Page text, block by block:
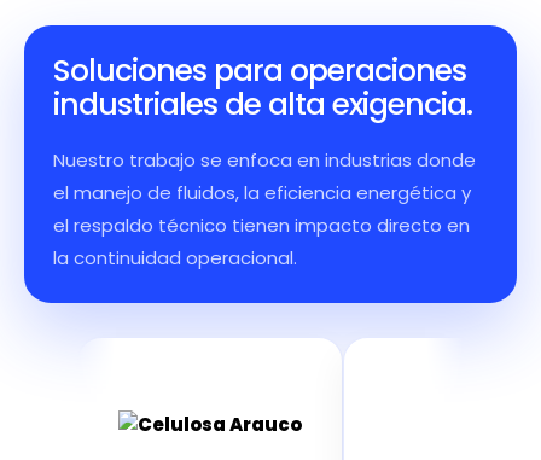
Soluciones para operaciones
industriales de alta exigencia.
Nuestro trabajo se enfoca en industrias donde
el manejo de fluidos, la eficiencia energética y
el respaldo técnico tienen impacto directo en
la continuidad operacional.